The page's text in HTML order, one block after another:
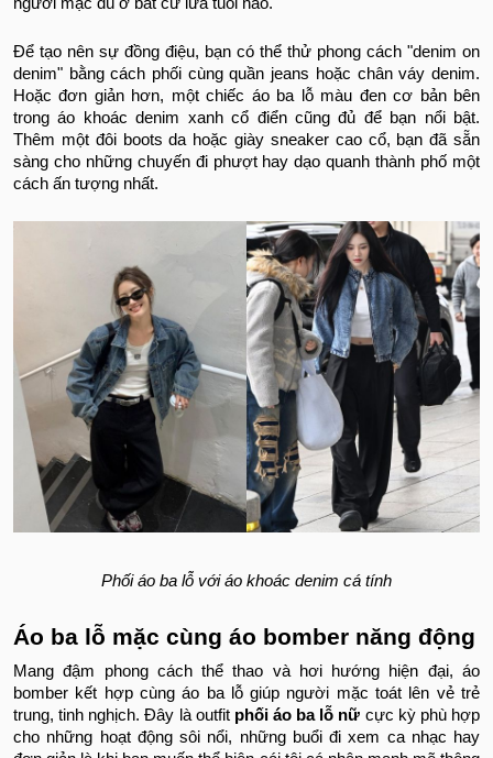
người mặc dù ở bất cứ lứa tuổi nào.
Để tạo nên sự đồng điệu, bạn có thể thử phong cách "denim on
denim" bằng cách phối cùng quần jeans hoặc chân váy denim.
Hoặc đơn giản hơn, một chiếc áo ba lỗ màu đen cơ bản bên
trong áo khoác denim xanh cổ điển cũng đủ để bạn nổi bật.
Thêm một đôi boots da hoặc giày sneaker cao cổ, bạn đã sẵn
sàng cho những chuyến đi phượt hay dạo quanh thành phố một
cách ấn tượng nhất.
Phối áo ba lỗ với áo khoác denim cá tính
Áo ba lỗ mặc cùng áo bomber năng động
Mang đậm phong cách thể thao và hơi hướng hiện đại, áo
bomber kết hợp cùng áo ba lỗ giúp người mặc toát lên vẻ trẻ
trung, tinh nghịch. Đây là outfit phối áo ba lỗ nữ cực kỳ phù hợp
cho những hoạt động sôi nổi, những buổi đi xem ca nhạc hay